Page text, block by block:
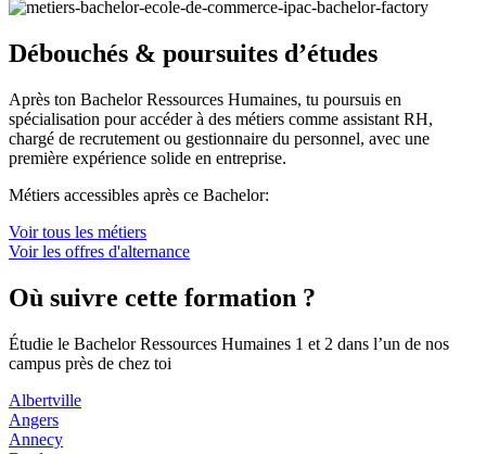
Débouchés & poursuites d’études
Après ton Bachelor Ressources Humaines, tu poursuis en
spécialisation pour accéder à des métiers comme assistant RH,
chargé de recrutement ou gestionnaire du personnel, avec une
première expérience solide en entreprise.
Métiers accessibles après ce Bachelor:
Voir tous les métiers
Voir les offres d'alternance
Où suivre cette formation ?
Étudie le Bachelor Ressources Humaines 1 et 2 dans l’un de nos
campus près de chez toi
Albertville
Angers
Annecy